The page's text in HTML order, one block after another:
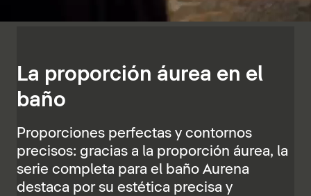
La proporción áurea en el
baño
Proporciones perfectas y contornos
precisos: gracias a la proporción áurea, la
serie completa para el baño Aurena
destaca por su estética precisa y